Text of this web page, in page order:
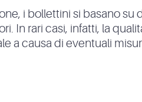
i bollettini si basano su
In rari casi, infatti, la
a causa di eventuali